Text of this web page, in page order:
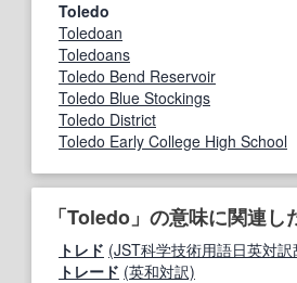
Toledo
Toledoan
Toledoans
Toledo Bend Reservoir
Toledo Blue Stockings
Toledo District
Toledo Early College High School
「Toledo」の意味に関連し
トレド (JST科学技術用語日英対訳
トレード (英和対訳)